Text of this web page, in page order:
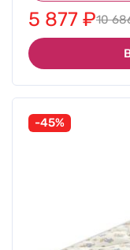
5 877 ₽10
-45%